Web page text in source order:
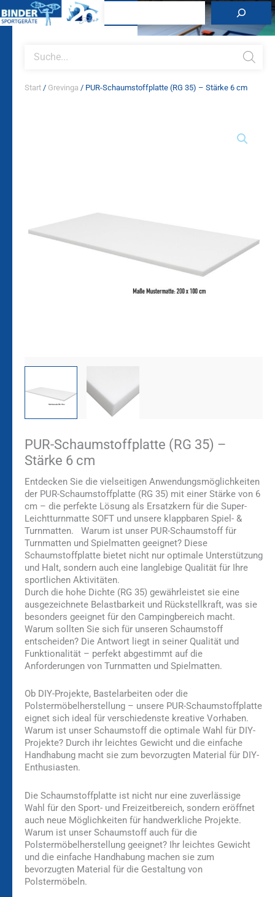
Inhalt
search
Start / Grevinga / PUR-Schaumstoffplatte (RG 35) – Stärke 6 cm
PUR-Schaumstoffplatte (RG 35) –
Stärke 6 cm
Entdecken Sie die vielseitigen Anwendungsmöglichkeiten
der PUR-Schaumstoffplatte (RG 35) mit einer Stärke von 6
cm – die perfekte Lösung als Ersatzkern für die Super-
Leichtturnmatte SOFT und unsere klappbaren Spiel- &
Turnmatten.
Warum ist unser PUR-Schaumstoff für
Turnmatten und Spielmatten geeignet? Diese
Schaumstoffplatte bietet nicht nur optimale Unterstützung
und Halt, sondern auch eine langlebige Qualität für Ihre
sportlichen Aktivitäten.
Durch die hohe Dichte (RG 35) gewährleistet sie eine
ausgezeichnete Belastbarkeit und Rückstellkraft, was sie
besonders geeignet für den Campingbereich macht.
Warum sollten Sie sich für unseren Schaumstoff
entscheiden? Die Antwort liegt in seiner Qualität und
Funktionalität – perfekt abgestimmt auf die
Anforderungen von Turnmatten und Spielmatten.
Ob DIY-Projekte, Bastelarbeiten oder die
Polstermöbelherstellung – unsere PUR-Schaumstoffplatte
eignet sich ideal für verschiedenste kreative Vorhaben.
Warum ist unser Schaumstoff die optimale Wahl für DIY-
Projekte? Durch ihr leichtes Gewicht und die einfache
Handhabung macht sie zum bevorzugten Material für DIY-
Enthusiasten.
Die Schaumstoffplatte ist nicht nur eine zuverlässige
Wahl für den Sport- und Freizeitbereich, sondern eröffnet
auch neue Möglichkeiten für handwerkliche Projekte.
Warum ist unser Schaumstoff auch für die
Polstermöbelherstellung geeignet? Ihr leichtes Gewicht
und die einfache Handhabung machen sie zum
bevorzugten Material für die Gestaltung von
Polstermöbeln.
Menge